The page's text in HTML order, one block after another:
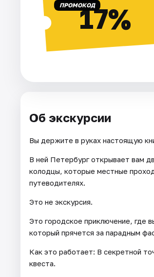
ПРОМОКОД17%
Об экскурсии
Вы держите в руках настоящую
В ней Петербург открывает вам
колодцы, которые местные
путеводителях.
Это не экскурсия.
Это городское приключение, где
который прячется за парадным
Как это работает: В секретной
квеста.